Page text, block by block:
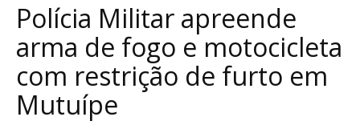
Polícia Militar apreende
arma de fogo e motocicleta
com restrição de furto em
Mutuípe